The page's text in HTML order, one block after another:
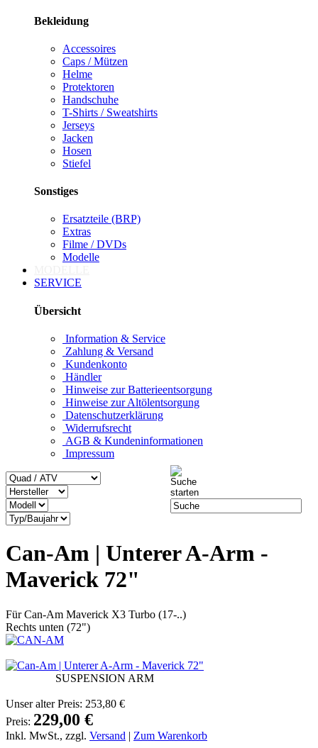
Bekleidung
Accessoires
Caps / Mützen
Helme
Protektoren
Handschuhe
T-Shirts / Sweatshirts
Jerseys
Jacken
Hosen
Stiefel
Sonstiges
Ersatzteile (BRP)
Extras
Filme / DVDs
Modelle
SERVICE
Übersicht
Information & Service
Zahlung & Versand
Kundenkonto
Händler
Hinweise zur Batterieentsorgung
Hinweise zur Altölentsorgung
Datenschutzerklärung
Widerrufsrecht
AGB & Kundeninformationen
Impressum
Can-Am | Unterer A-Arm -
Maverick 72"
Für Can-Am Maverick X3 Turbo (17-..)
Rechts unten (72")
SUSPENSION ARM
Unser alter Preis: 253,80 €
Preis: 229,00 €
Inkl. MwSt., zzgl. Versand | Zum Warenkorb